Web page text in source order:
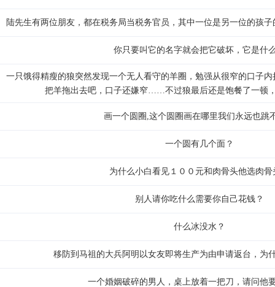
陆先生有两位朋友，都在税务局当税务官员，其中一位是另一位的孩
你只要叫它的名字就会把它破坏，它是什
一只饿得精瘦的狼突然发现一个无人看守的羊圈，勉强从很窄的口子
把羊拖出去吧，口子还嫌窄……不过狼最后还是饱餐了一顿
画一个圆圈,这个圆圈画在哪里我们永远也跳
一个圆有几个面？
为什么小白看见１００元和肉骨头他选肉骨
别人请你吃什么需要你自己花钱？
什么冰没水？
移防到马祖的大兵阿明以女友即将生产为由申请返台，为
一个婚姻破碎的男人，桌上放着一把刀，请问他